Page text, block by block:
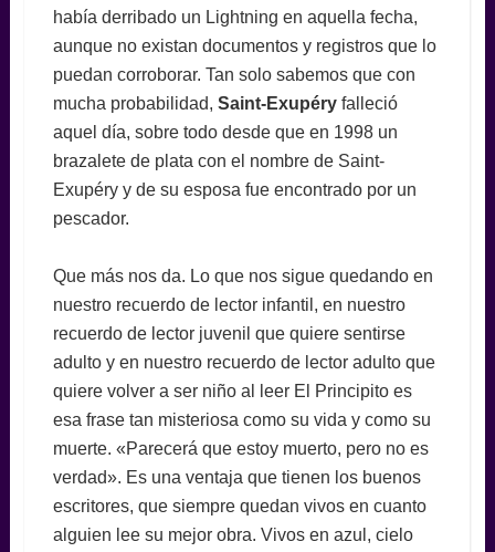
había derribado un Lightning en aquella fecha,
aunque no existan documentos y registros que lo
puedan corroborar. Tan solo sabemos que con
mucha probabilidad, Saint-Exupéryfalleció
aquel día, sobre todo desde que en 1998 un
brazalete de plata con el nombre de Saint-
Exupéry y de su esposa fue encontrado por un
pescador.
Que más nos da. Lo que nos sigue quedando en
nuestro recuerdo de lector infantil, en nuestro
recuerdo de lector juvenil que quiere sentirse
adulto y en nuestro recuerdo de lector adulto que
quiere volver a ser niño al leer El Principito es
esa frase tan misteriosa como su vida y como su
muerte. «Parecerá que estoy muerto, pero no es
verdad». Es una ventaja que tienen los buenos
escritores, que siempre quedan vivos en cuanto
alguien lee su mejor obra. Vivos en azul, cielo